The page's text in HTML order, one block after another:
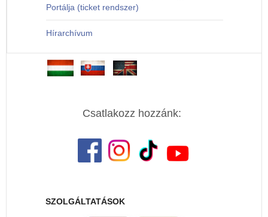
Portálja (ticket rendszer)
Hírarchívum
Csatlakozz hozzánk:
SZOLGÁLTATÁSOK